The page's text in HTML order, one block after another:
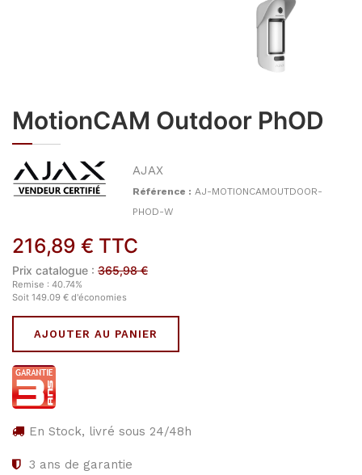
MotionCAM Outdoor PhOD
AJAX
Référence : AJ-MOTIONCAMOUTDOOR-
PHOD-W
216,89 € TTC
Prix catalogue : 365,98€
Remise : 40.74%
Soit 149.09 € d'économies
AJOUTER AU PANIER
En Stock, livré sous 24/48h
3 ans de garantie